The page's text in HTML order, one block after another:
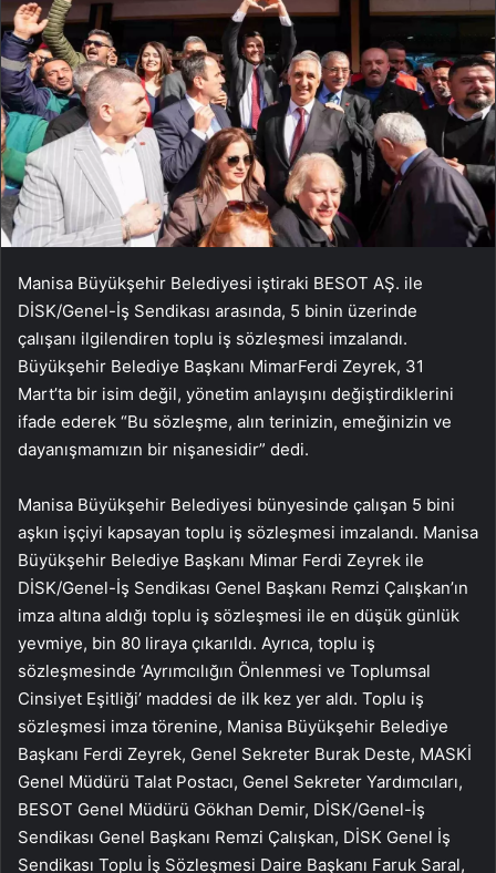
Manisa Büyükşehir Belediyesi iştiraki BESOT AŞ. ile
DİSK/Genel-İş Sendikası arasında, 5 binin üzerinde
çalışanı ilgilendiren toplu iş sözleşmesi imzalandı.
Büyükşehir Belediye Başkanı MimarFerdi Zeyrek, 31
Mart’ta bir isim değil, yönetim anlayışını değiştirdiklerini
ifade ederek “Bu sözleşme, alın terinizin, emeğinizin ve
dayanışmamızın bir nişanesidir” dedi.
Manisa Büyükşehir Belediyesi bünyesinde çalışan 5 bini
aşkın işçiyi kapsayan toplu iş sözleşmesi imzalandı. Manisa
Büyükşehir Belediye Başkanı Mimar Ferdi Zeyrek ile
DİSK/Genel-İş Sendikası Genel Başkanı Remzi Çalışkan’ın
imza altına aldığı toplu iş sözleşmesi ile en düşük günlük
yevmiye, bin 80 liraya çıkarıldı. Ayrıca, toplu iş
sözleşmesinde ‘Ayrımcılığın Önlenmesi ve Toplumsal
Cinsiyet Eşitliği’ maddesi de ilk kez yer aldı. Toplu iş
sözleşmesi imza törenine, Manisa Büyükşehir Belediye
Başkanı Ferdi Zeyrek, Genel Sekreter Burak Deste, MASKİ
Genel Müdürü Talat Postacı, Genel Sekreter Yardımcıları,
BESOT Genel Müdürü Gökhan Demir, DİSK/Genel-İş
Sendikası Genel Başkanı Remzi Çalışkan, DİSK Genel İş
Sendikası Toplu İş Sözleşmesi Daire Başkanı Faruk Saral,